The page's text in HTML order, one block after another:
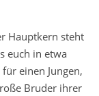
Hauptkern steht
euch in etwa
einen Jungen,
Bruder ihrer